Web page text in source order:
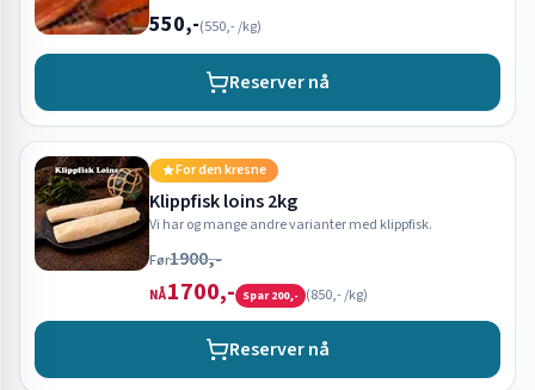
550,-(550,-/kg)
Reserver nå
For den kresne
Klippfisk loins 2kg
Vi har og mange andre varianter med klippfisk.
Før1900,-
NÅ1700,- Spar200,- (850,-/kg)
Reserver nå